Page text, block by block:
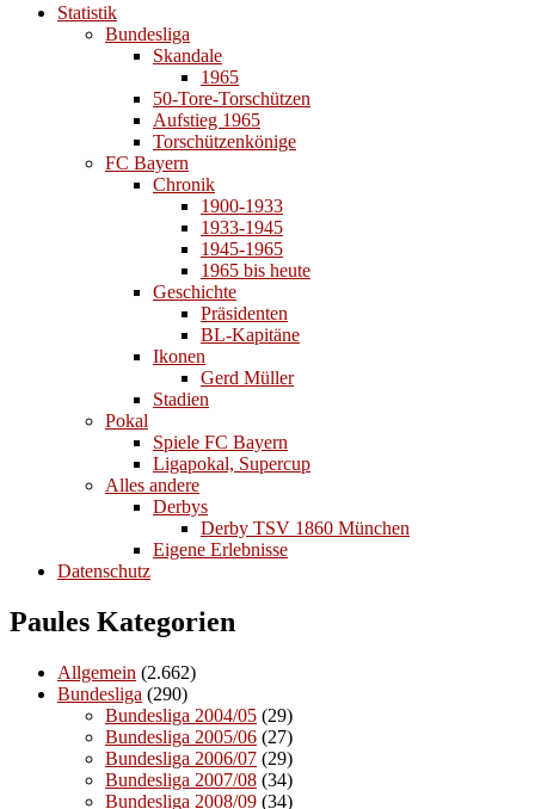
Statistik
Bundesliga
Skandale
1965
50-Tore-Torschützen
Aufstieg 1965
Torschützenkönige
FC Bayern
Chronik
1900-1933
1933-1945
1945-1965
1965 bis heute
Geschichte
Präsidenten
BL-Kapitäne
Ikonen
Gerd Müller
Stadien
Pokal
Spiele FC Bayern
Ligapokal, Supercup
Alles andere
Derbys
Derby TSV 1860 München
Eigene Erlebnisse
Datenschutz
Paules Kategorien
Allgemein (2.662)
Bundesliga (290)
Bundesliga 2004/05 (29)
Bundesliga 2005/06 (27)
Bundesliga 2006/07 (29)
Bundesliga 2007/08 (34)
Bundesliga 2008/09 (34)